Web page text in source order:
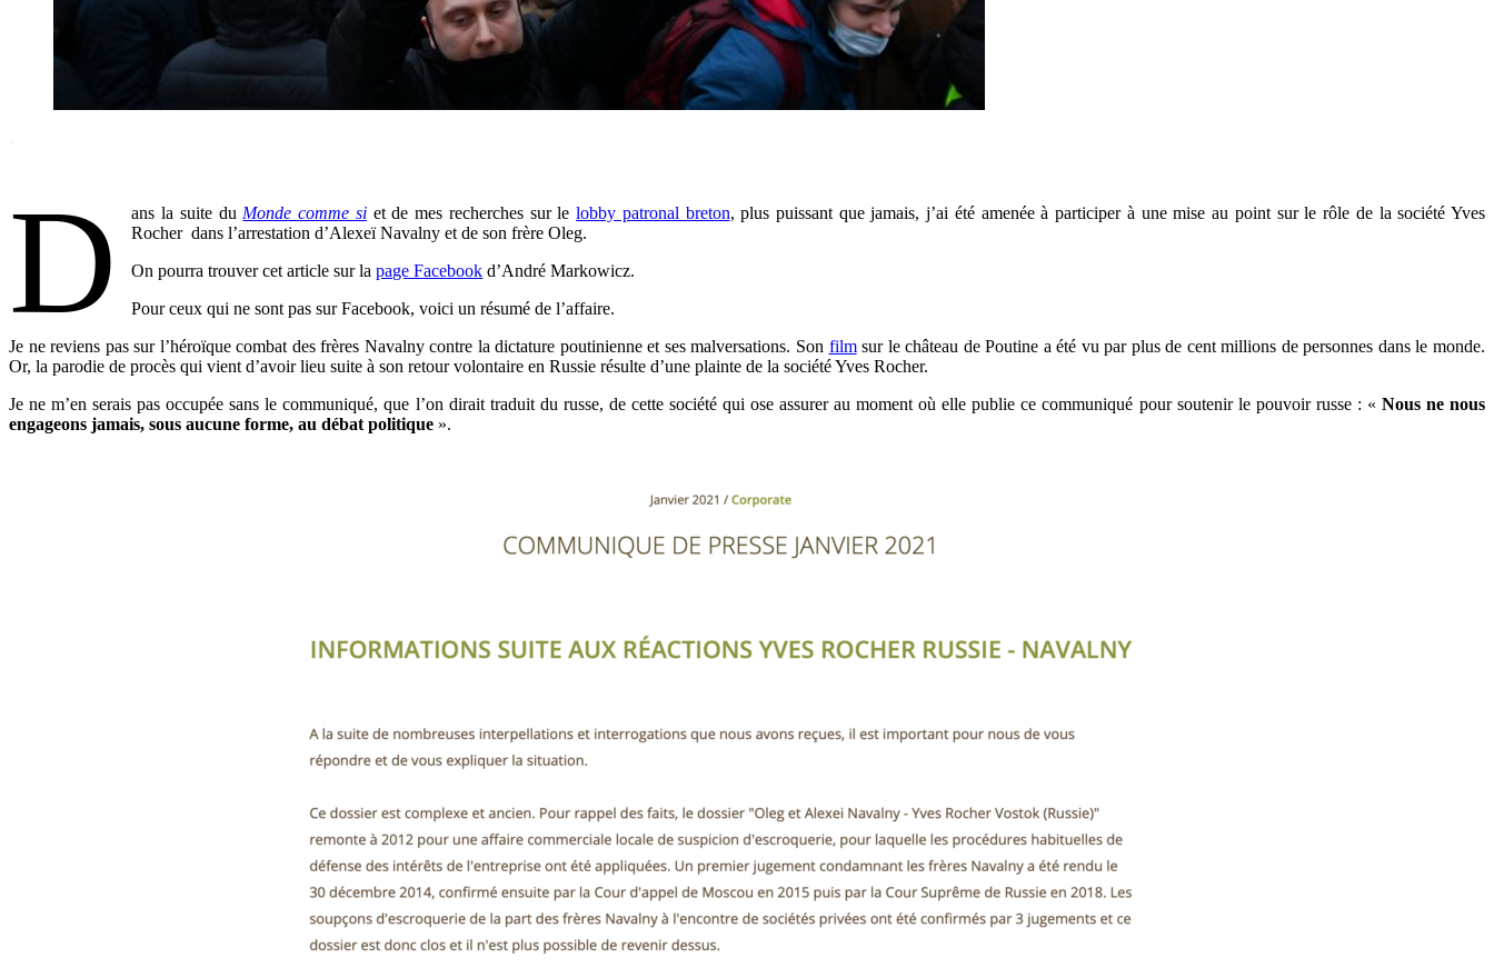
D ans la suite du Monde comme si et de mes recherches sur lelobby patronal breton, plus puissant que jamais, j’ai été amenée à participer à une mise au point sur le rôle de la société Yves
Rocher dans l’arrestation d’Alexeï Navalny et de son frère Oleg.
On pourra trouver cet article sur lapage Facebook d’André Markowicz.
Pour ceux qui ne sont pas sur Facebook, voici un résumé de l’affaire.
Je ne reviens pas sur l’héroïque combat des frères Navalny contre la dictature poutinienne et ses malversations. Son filmsur le château de Poutine a été vu par plus de cent millions de personnes dans le monde.
Or, la parodie de procès qui vient d’avoir lieu suite à son retour volontaire en Russie résulte d’une plainte de la société Yves Rocher.
Je ne m’en serais pas occupée sans le communiqué, que l’on dirait traduit du russe, de cette société qui ose assurer au moment où elle publie ce communiqué pour soutenir le pouvoir russe : « Nous ne nous
engageons jamais, sous aucune forme, au débat politique ».